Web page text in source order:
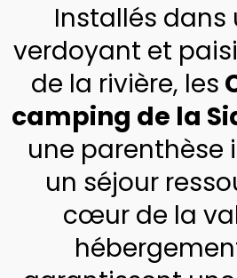
Installés dans
verdoyant et
de la rivière, les
camping de la
une parenthèse
un séjour
cœur de la